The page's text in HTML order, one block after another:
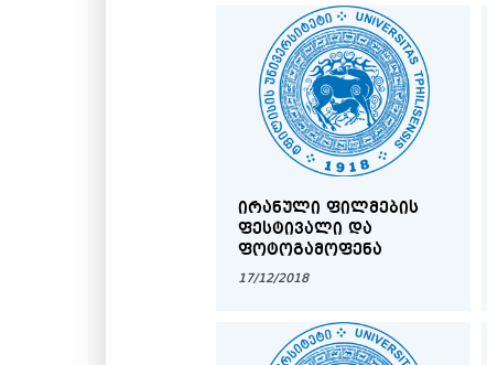
ᲘᲠᲐᲜᲣᲚᲘ ᲤᲘᲚᲛᲔᲑᲘᲡ
ᲤᲔᲡᲢᲘᲕᲐᲚᲘ ᲓᲐ
ᲤᲝᲢᲝᲒᲐᲛᲝᲤᲔᲜᲐ
17/12/2018